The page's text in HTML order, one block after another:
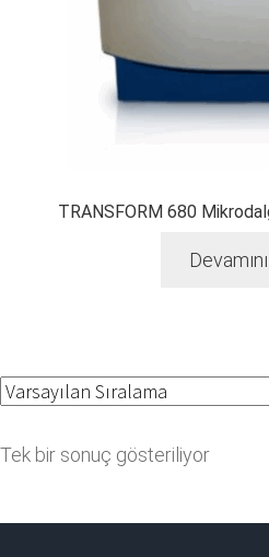
TRANSFORM 680
Tek bir sonuç gösteriliyor